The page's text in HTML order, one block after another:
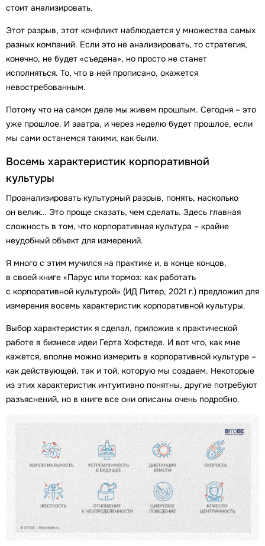
стоит анализировать.
Этот разрыв, этот конфликт наблюдается у множества самых
разных компаний. Если это не анализировать, то стратегия,
конечно, не будет «съедена», но просто не станет
исполняться. То, что в ней прописано, окажется
невостребованным.
Потому что на самом деле мы живем прошлым. Сегодня – это
уже прошлое. И завтра, и через неделю будет прошлое, если
мы сами останемся такими, как были.
Восемь характеристик корпоративной
культуры
Проанализировать культурный разрыв, понять, насколько
он велик… Это проще сказать, чем сделать. Здесь главная
сложность в том, что корпоративная культура – крайне
неудобный объект для измерений.
Я много с этим мучился на практике и, в конце концов,
в своей книге «Парус или тормоз: как работать
с корпоративной культурой» (ИД Питер, 2021 г.) предложил для
измерения восемь характеристик корпоративной культуры.
Выбор характеристик я сделал, приложив к практической
работе в бизнесе идеи Герта Хофстеде. И вот что, как мне
кажется, вполне можно измерить в корпоративной культуре –
как действующей, так и той, которую мы создаем. Некоторые
из этих характеристик интуитивно понятны, другие потребуют
разъяснений, но в книге все они описаны очень подробно.